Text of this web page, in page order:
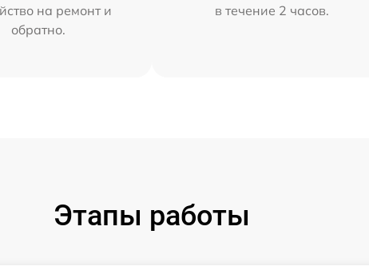
на ремонт и
обратно.
в течение 2 часов.
Этапы работы